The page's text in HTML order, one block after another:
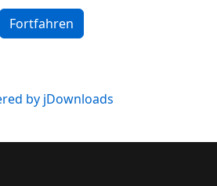
Fortfahren
by jDownloads